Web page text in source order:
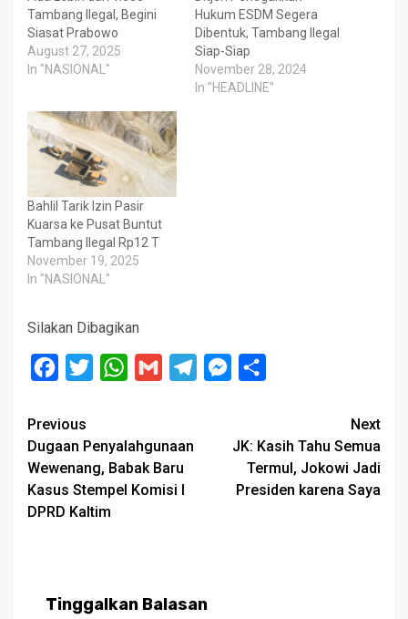
Tambang Ilegal, Begini
Siasat Prabowo
August 27, 2025
In "NASIONAL"
Hukum ESDM Segera
Dibentuk, Tambang Ilegal
Siap-Siap
November 28, 2024
In "HEADLINE"
Bahlil Tarik Izin Pasir
Kuarsa ke Pusat Buntut
Tambang Ilegal Rp12 T
November 19, 2025
In "NASIONAL"
Silakan Dibagikan
Facebook
Twitter WhatsApp
Gmail TelegramMessenger
Post
navigation
Previous
Dugaan Penyalahgunaan
Wewenang, Babak Baru
Kasus Stempel Komisi I
DPRD Kaltim
Next
JK: Kasih Tahu Semua
Termul, Jokowi Jadi
Presiden karena Saya
Tinggalkan Balasan